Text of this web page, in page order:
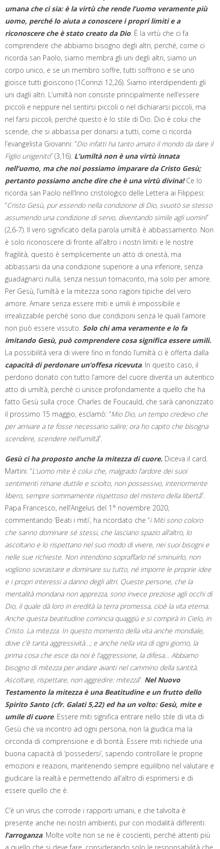
umana che ci sia: è la virtù che rende l’uomo veramente più
uomo, perché lo aiuta a conoscere i propri limiti e a
riconoscere che è stato creato da Dio. È la virtù che ci fa
comprendere che abbiamo bisogno degli altri, perché, come ci
ricorda san Paolo, siamo membra gli uni degli altri, siamo un
corpo unico, e se un membro soffre, tutti soffrono e se uno
gioisce tutti gioiscono (1Corinzi 12,26). Siamo interdipendenti gli
uni dagli altri. L’umiltà non consiste principalmente nell’essere
piccoli e neppure nel sentirsi piccoli o nel dichiararsi piccoli, ma
nel farsi piccoli, perché questo è lo stile di Dio. Dio è colui che
scende, che si abbassa per donarsi a tutti, come ci ricorda
l’evangelista Giovanni: “Dio infatti ha tanto amato il mondo da dare il
Figlio unigenito” (3,16). L’umiltà non è una virtù innata
nell’uomo, ma che noi possiamo imparare da Cristo Gesù;
pertanto possiamo anche dire che è una virtù divina!Ce lo
ricorda san Paolo nell’Inno cristologico delle Lettera ai Filippesi:
“Cristo Gesù, pur essendo nella condizione di Dio, svuotò se stesso
assumendo una condizione di servo, diventando simile agli uomini”
(2,6-7). Il vero significato della parola umiltà è abbassamento. Non
è solo riconoscere di fronte all’altro i nostri limiti e le nostre
fragilità, questo è semplicemente un atto di onestà, ma
abbassarsi da una condizione superiore a una inferiore, senza
guadagnarci nulla, senza nessun tornaconto, ma solo per amore.
Per Gesù, l’umiltà e la mitezza sono ragioni tipiche del vero
amore. Amare senza essere miti e umili è impossibile e
irrealizzabile perché sono due condizioni senza le quali l’amore
non può essere vissuto. Solo chi ama veramente e lo fa
imitando Gesù, può comprendere cosa significa essere umili.
La possibilità vera di vivere fino in fondo l’umiltà ci è offerta dalla
capacità di perdonare un’offesa ricevuta. In questo caso, il
perdono donato con tutto l’amore del cuore diventa un autentico
atto di umiltà, perché ci unisce profondamente a quello che ha
fatto Gesù sulla croce. Charles de Foucauld, che sarà canonizzato
il prossimo 15 maggio, esclamò: “Mio Dio, un tempo credevo che
per arrivare a te fosse necessario salire; ora ho capito che bisogna
scendere, scendere nell’umiltà”.
Gesù ci ha proposto anche la mitezza di cuore. Diceva il card.
Martini: “L’uomo mite è colui che, malgrado l’ardore dei suoi
sentimenti rimane duttile e sciolto, non possessivo, interiormente
libero, sempre sommamente rispettoso del mistero della libertà”.
Papa Francesco, nell’Angelus del 1° novembre 2020,
commentando ‘Beati i miti’, ha ricordato che “iMiti sono coloro
che sanno dominare sé stessi, che lasciano spazio all’altro, lo
ascoltano e lo rispettano nel suo modo di vivere, nei suoi bisogni e
nelle sue richieste. Non intendono sopraffarlo né sminuirlo, non
vogliono sovrastare e dominare su tutto, né imporre le proprie idee
e i propri interessi a danno degli altri. Queste persone, che la
mentalità mondana non apprezza, sono invece preziose agli occhi di
Dio, il quale dà loro in eredità la terra promessa, cioè la vita eterna.
Anche questa beatitudine comincia quaggiù e si compirà in Cielo, in
Cristo. La mitezza. In questo momento della vita anche mondiale,
dove c’è tanta aggressività…; e anche nella vita di ogni giorno, la
prima cosa che esce da noi è l’aggressione, la difesa… Abbiamo
bisogno di mitezza per andare avanti nel cammino della santità.
Ascoltare, rispettare, non aggredire: mitezza”. Nel Nuovo
Testamento la mitezza è una Beatitudine e un frutto dello
Spirito Santo (cfr. Galati 5,22) ed ha un volto: Gesù, mite e
umile di cuore. Essere miti significa entrare nello stile di vita di
Gesù che va incontro ad ogni persona, non la giudica ma la
circonda di comprensione e di bontà. Essere miti richiede una
buona capacità di ‘possedersi’, sapendo controllare le proprie
emozioni e reazioni, mantenendo sempre equilibrio nel valutare e
giudicare la realtà e permettendo all’altro di esprimersi e di
essere quello che è.
C’è un virus che corrode i rapporti umani, e che talvolta è
presente anche nei nostri ambienti, pur con modalità differenti:
l’arroganza. Molte volte non se ne è coscienti, perché attenti più